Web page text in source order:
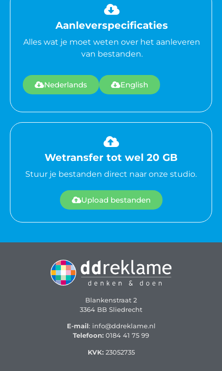
Aanleverspecificaties
Alles wat je moet weten over het aanleveren
van bestanden.
Nederlands English
Wetransfer tot wel 20 GB
Stuur je bestanden direct naar onze studio.
Upload bestanden
Blankenstraat 2
3364 BB Sliedrecht
E-mail: info@ddreklame.nl
Telefoon: 0184 41 75 99
KVK: 23052735